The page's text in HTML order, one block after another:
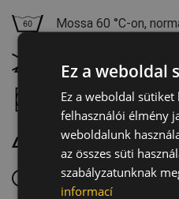
Mossa 60 °C-on,
Szárítógéppel
Maximum 110 °C-on
Vegytisztítás perklór-
jelölt összes
Ez a weboldal
Ez a weboldal sütiket
felhasználói élmény
weboldalunk
az összes süti
szabályzatunknak
informací